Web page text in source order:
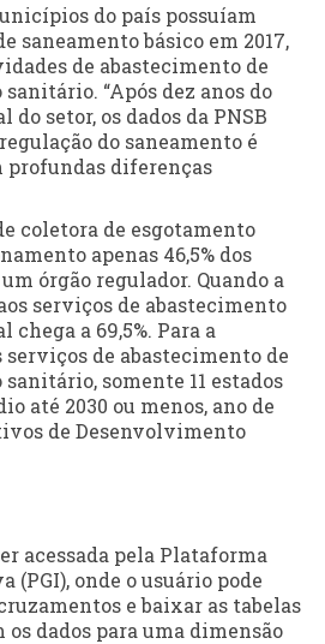
do país possuíam
saneamento básico em 2017,
de abastecimento de
“Após dez anos do
setor, os dados da PNSB
do saneamento é
diferenças
coletora de esgotamento
apenas 46,5% dos
órgão regulador. Quando a
serviços de abastecimento
chega a 69,5%. Para a
de abastecimento de
somente 11 estados
até 2030 ou menos, ano de
de Desenvolvimento
acessada pela Plataforma
(PGI), onde o usuário pode
e baixar as tabelas
os dados para uma dimensão